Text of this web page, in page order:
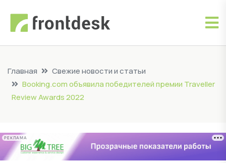
Главная
Свежие новости и статьи
Booking.com объявила победителей премии Traveller
Review Awards 2022
РЕКЛАМА